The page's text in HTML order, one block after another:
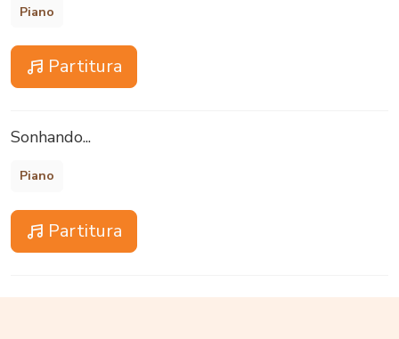
Piano
Partitura
Sonhando...
Piano
Partitura